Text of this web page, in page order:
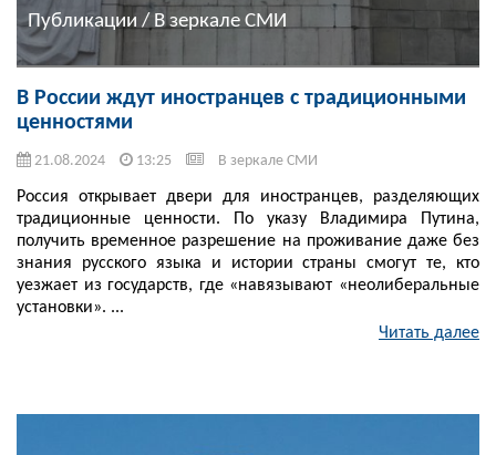
Публикации / В зеркале СМИ
В России ждут иностранцев с традиционными
ценностями
21.08.2024 13:25 В зеркале СМИ
Россия открывает двери для иностранцев, разделяющих
традиционные ценности. По указу Владимира Путина,
получить временное разрешение на проживание даже без
знания русского языка и истории страны смогут те, кто
уезжает из государств, где «навязывают «неолиберальные
установки». ...
Читать далее